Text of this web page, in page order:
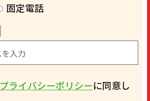
固定電話
プライバシーポリシーに同意し